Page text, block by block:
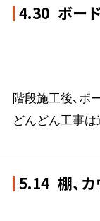
4.30 ボー
階段施工後、ボ
どんどん工事
5.14 棚、